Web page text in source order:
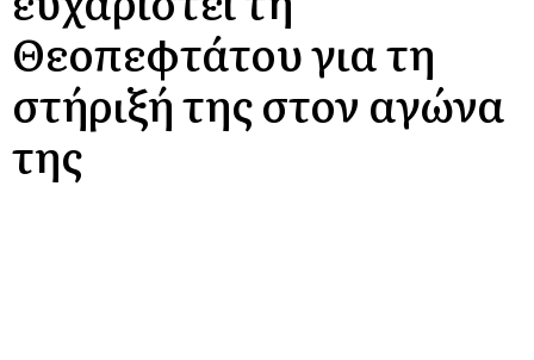
Θεοπεφτάτου για τη
στήριξή της στον αγώνα
της